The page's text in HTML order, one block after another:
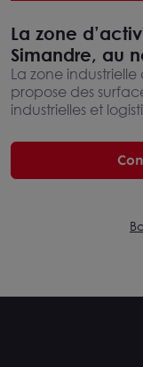
La zone
Simandre, au
La zone
propose des
industrielles et